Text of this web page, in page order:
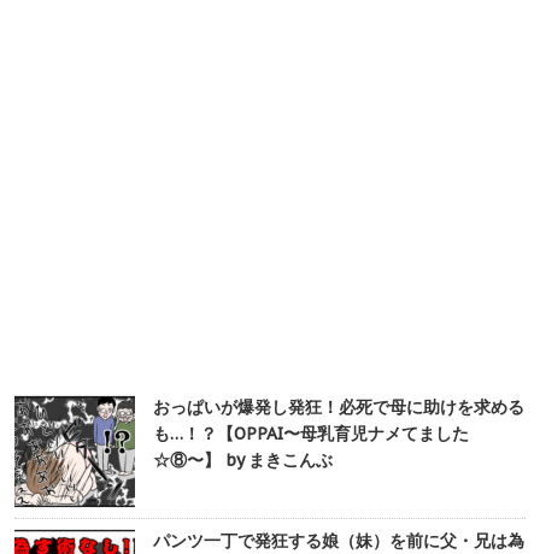
おっぱいが爆発し発狂！必死で母に助けを求める
も…！？【OPPAI〜母乳育児ナメてました
☆⑧〜】 by まきこんぶ
パンツ一丁で発狂する娘（妹）を前に父・兄は為